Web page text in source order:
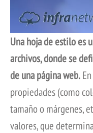
Una hoja de estilo es
archivos, donde se
de una página web.
propiedades (como
tamaño o márgenes,
valores, que